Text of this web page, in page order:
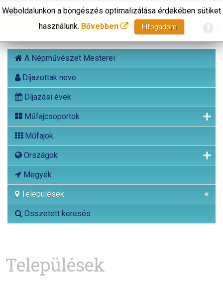
A Népművészet Mesterei
Díjazottak neve
Díjazási évek
Műfajcsoportok
Műfajok
Országok
Megyék
Települések
Összetett keresés
Weboldalunkon a böngészés optimalizálása érdekében sütiket
használunk. Bővebben Elfogadom
Települések